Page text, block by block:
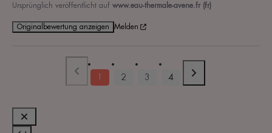
Ursprünglich veröffentlicht auf www.eau-thermale-avene.fr (fr)
Originalbewertung anzeigen Melden
1 2 3 4